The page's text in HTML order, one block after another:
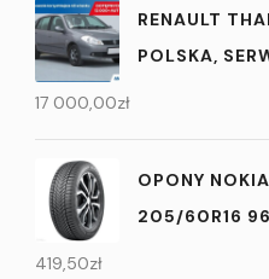
RENAULT
POLSKA,
17 000,00zł
OPONY
205/60R16
419,50zł